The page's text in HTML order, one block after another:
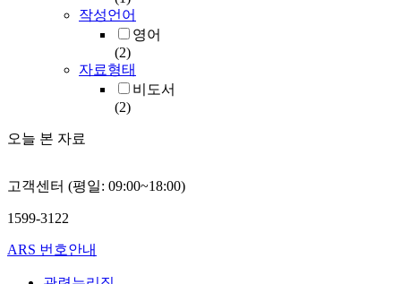
작성언어
영어
(2)
자료형태
비도서
(2)
오늘 본 자료
고객센터 (평일: 09:00~18:00)
1599-3122
ARS 번호안내